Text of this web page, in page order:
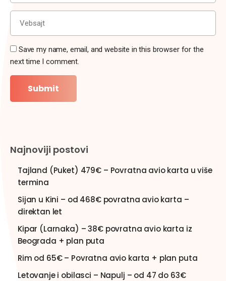
Save my name, email, and website in this browser for the
next time I comment.
Najnoviji postovi
Tajland (Puket) 479€ – Povratna avio karta u više
termina
Sijan u Kini – od 468€ povratna avio karta –
direktan let
Kipar (Larnaka) – 38€ povratna avio karta iz
Beograda + plan puta
Rim od 65€ – Povratna avio karta + plan puta
Letovanje i obilasci – Napulj – od 47 do 63€